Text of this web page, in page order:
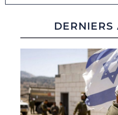
DERNIERS